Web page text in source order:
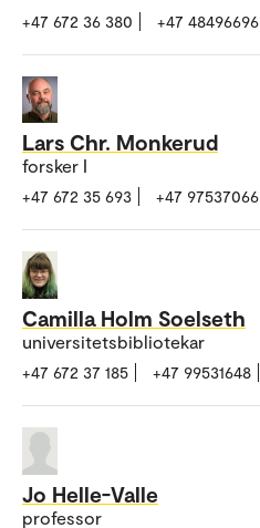
+47 672 36 380 +47 48496696
Lars Chr. Monkerud
forsker I
+47 672 35 693 +47 97537066
Camilla Holm Soelseth
universitetsbibliotekar
+47 672 37 185 +47 99531648
Jo Helle-Valle
professor